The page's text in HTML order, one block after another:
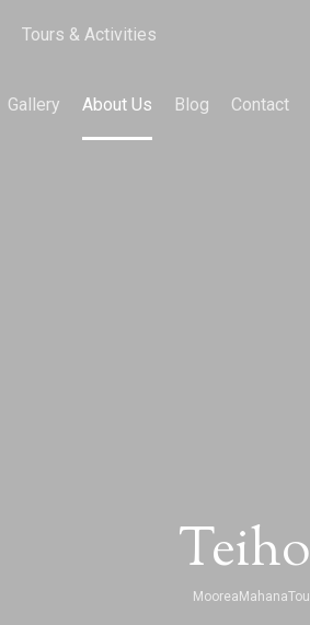
Tours & Activities
Gallery About Us Blog Contact